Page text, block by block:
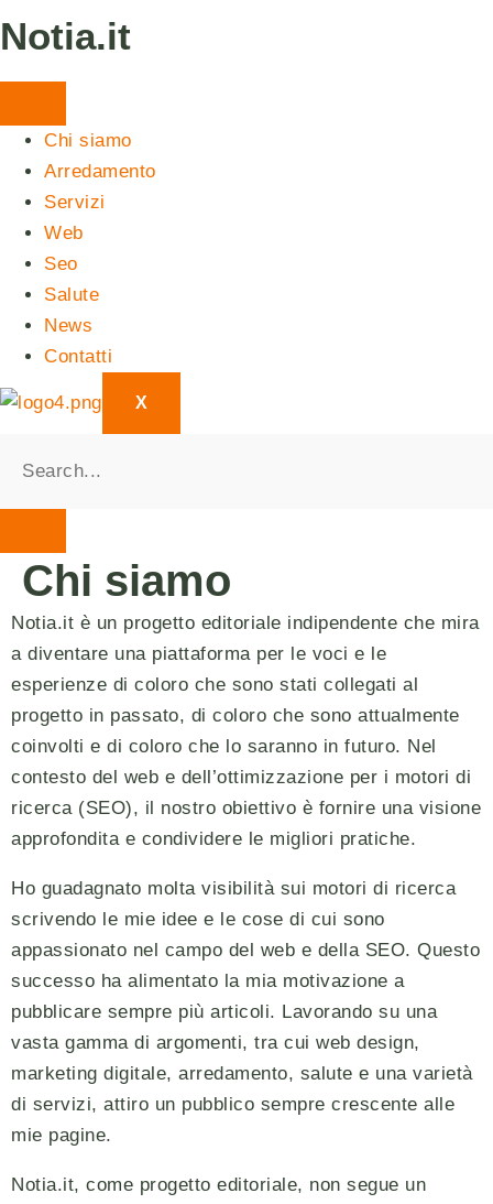
al
Notia.it
Chi siamo
Arredamento
Servizi
Web
Seo
Salute
News
Contatti
X
Chi siamo
Notia.it è un progetto editoriale indipendente che mira
a diventare una piattaforma per le voci e le
esperienze di coloro che sono stati collegati al
progetto in passato, di coloro che sono attualmente
coinvolti e di coloro che lo saranno in futuro. Nel
contesto del web e dell’ottimizzazione per i motori di
ricerca (SEO), il nostro obiettivo è fornire una visione
approfondita e condividere le migliori pratiche.
Ho guadagnato molta visibilità sui motori di ricerca
scrivendo le mie idee e le cose di cui sono
appassionato nel campo del web e della SEO. Questo
successo ha alimentato la mia motivazione a
pubblicare sempre più articoli. Lavorando su una
vasta gamma di argomenti, tra cui web design,
marketing digitale, arredamento, salute e una varietà
di servizi, attiro un pubblico sempre crescente alle
mie pagine.
Notia.it, come progetto editoriale, non segue un